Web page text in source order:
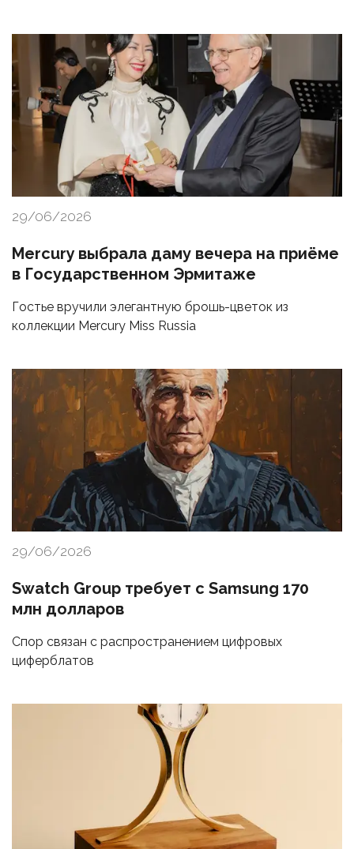
29/06/2026
Mercury выбрала даму вечера на приёме
в Государственном Эрмитаже
Гостье вручили элегантную брошь-цветок из
коллекции Mercury Miss Russia
29/06/2026
Swatch Group требует с Samsung 170
млн долларов
Спор связан с распространением цифровых
циферблатов